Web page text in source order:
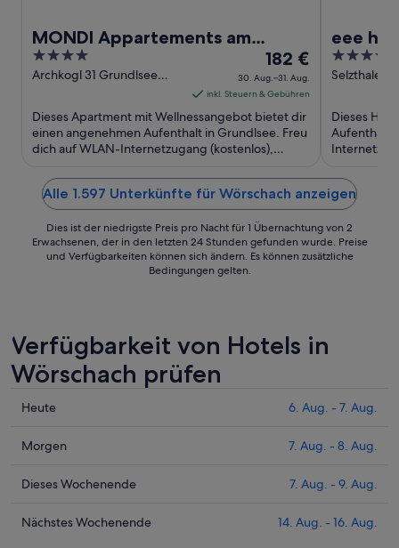
MONDI Appartements am
Grundlsee
4
out
5
Archkogl 31 Grundlsee
Der
Preis
beträgt
182 €
pro
Nacht
30.
Aug.
bis
zum
31.
182 €
30. Aug.–31. Aug.
inkl. Steuern & Gebühren
Dieses Apartment mit Wellnessangebot bietet dir
einen angenehmen Aufenthalt in Grundlsee. Freu
dich auf WLAN-Internetzugang (kostenlos),
eee
3.5
out
5
Selzthaler
Dieses
Aufenthalt
Alle 1.597 Unterkünfte für Wörschach anzeigen
Dies ist der niedrigste Preis pro Nacht für 1 Übernachtung von 2
Erwachsenen, der in den letzten 24 Stunden gefunden wurde. Preise
und Verfügbarkeiten können sich ändern. Es können zusätzliche
Bedingungen gelten.
Verfügbarkeit von Hotels in
Wörschach prüfen
Prüfe
Preise
Wörschach
Nacht,
Heute 6. Aug. - 7. Aug.
Prüfe
Preise
Wörschach
Morgen 7. Aug. - 8. Aug.
Prüfe
Preise
Dieses Wochenende 7. Aug. - 9. Aug.
Prüfe
Nächstes Wochenende 14. Aug. - 16. Aug.